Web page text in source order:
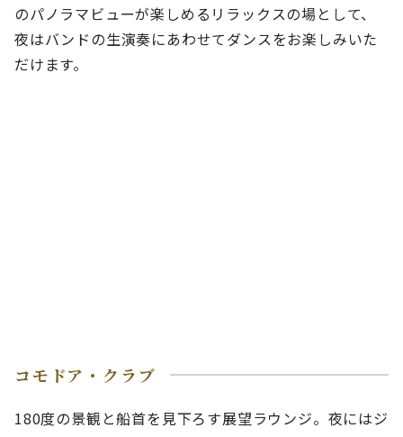
のパノラマビューが楽しめるリラックスの場として、
夜はバンドの生演奏にあわせてダンスをお楽しみいた
だけます。
コモドア・クラブ
180度の景観と船首を見下ろす展望ラウンジ。夜にはジ